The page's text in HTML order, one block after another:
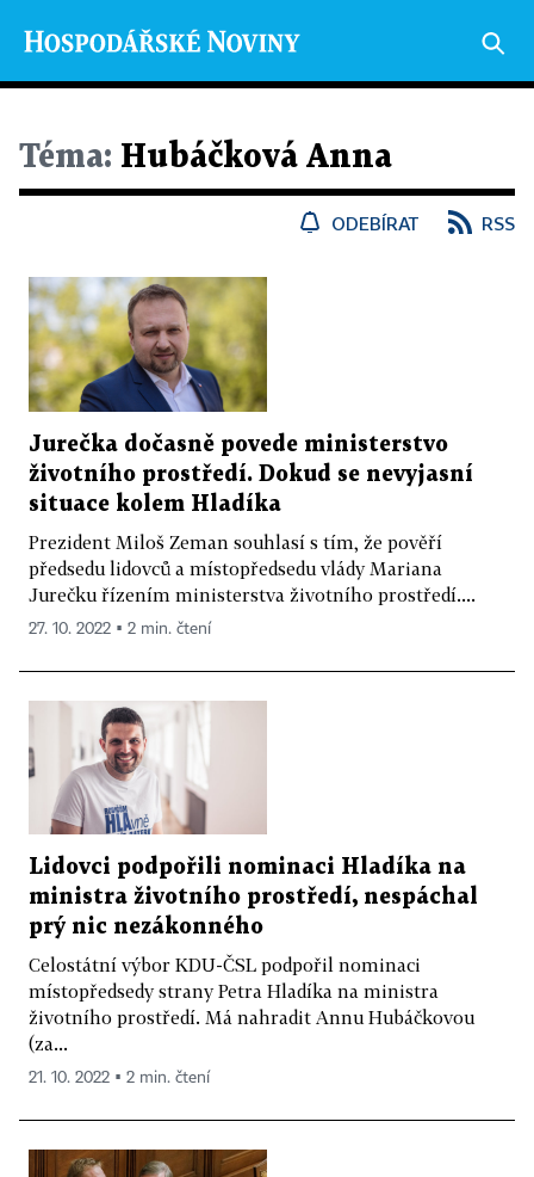
Téma: Hubáčková Anna
ODEBÍRAT RSS
Jurečka dočasně povede ministerstvo
životního prostředí. Dokud se nevyjasní
situace kolem Hladíka
Prezident Miloš Zeman souhlasí s tím, že pověří
předsedu lidovců a místopředsedu vlády Mariana
Jurečku řízením ministerstva životního prostředí....
27. 10. 2022 ▪ 2 min. čtení
Lidovci podpořili nominaci Hladíka na
ministra životního prostředí, nespáchal
prý nic nezákonného
Celostátní výbor KDU-ČSL podpořil nominaci
místopředsedy strany Petra Hladíka na ministra
životního prostředí. Má nahradit Annu Hubáčkovou
(za...
21. 10. 2022 ▪ 2 min. čtení